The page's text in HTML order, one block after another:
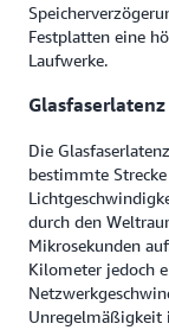
Festplatten eine
Laufwerke.
Glasfaserlatenz
Die
bestimmte
durch den
Mikrosekunden
Kilometer jedoch
Unregelmäßigkeit